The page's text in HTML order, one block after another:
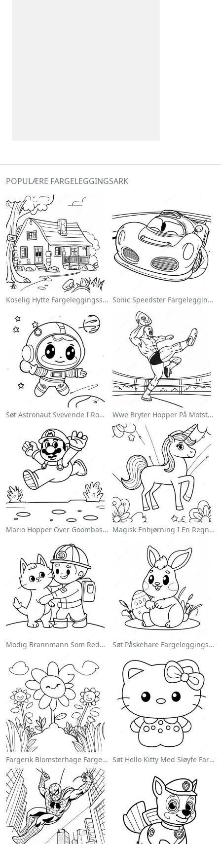
POPULÆRE FARGELEGGINGSARK
Koselig Hytte Fargeleggingsside Sonic Speedster Fargeleggingsside
Søt Astronaut Svevende I Rommet Fargeleggingsside Wwe Bryter Hopper På Motstander Fargeleggingsside
Mario Hopper Over Goombas Fargeleggingsside Magisk Enhjørning I En Regnbue Fargeleggingsside
Modig Brannmann Som Redder En Katt Fargeleggingsside Søt Påskehare Fargeleggingsside
Fargerik Blomsterhage Fargeleggingsside Søt Hello Kitty Med Sløyfe Fargeleggingsside